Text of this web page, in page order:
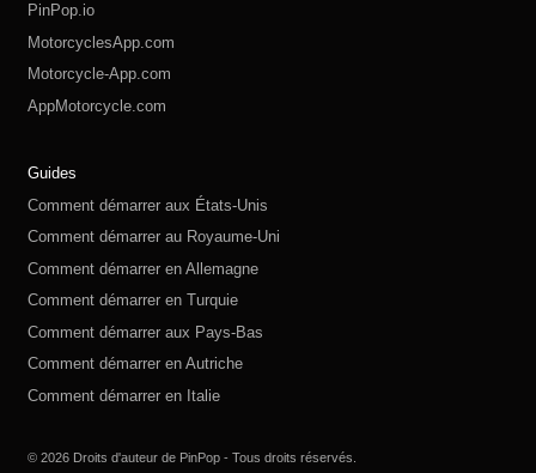
PinPop.io
MotorcyclesApp.com
Motorcycle-App.com
AppMotorcycle.com
Guides
Comment démarrer aux États-Unis
Comment démarrer au Royaume-Uni
Comment démarrer en Allemagne
Comment démarrer en Turquie
Comment démarrer aux Pays-Bas
Comment démarrer en Autriche
Comment démarrer en Italie
© 2026 Droits d'auteur de PinPop - Tous droits réservés.